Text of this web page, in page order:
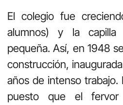
El colegio fue
alumnos) y la
pequeña. Así, en 1948
construcción,
años de intenso trabajo.
puesto que el